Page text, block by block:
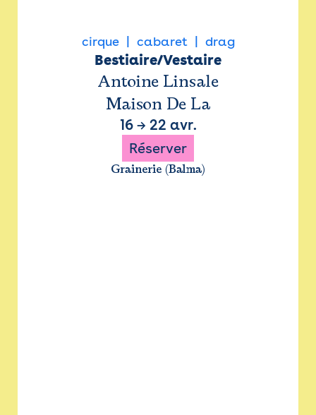
cirque cabaret drag
Bestiaire/Vestaire
Antoine Linsale
Maison De La
16→ 22 avr.
Réserver
Grainerie (Balma)